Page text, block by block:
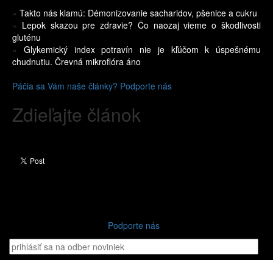
» Takto nás klamú: Démonizovanie sacharidov, pšenice a cukru
» Lepok skazou pre zdravie? Čo naozaj vieme o škodlivosti
gluténu
» Glykemický index potravín nie je kľúčom k úspešnému
chudnutiu. Črevná mikroflóra áno
Páčia sa Vám naše články? Podporte nás
Zdieľajte článok
Podporte nás